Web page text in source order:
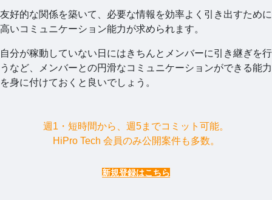
友好的な関係を築いて、必要な情報を効率よく引き出すために
高いコミュニケーション能力が求められます。
自分が稼動していない日にはきちんとメンバーに引き継ぎを行
うなど、メンバーとの円滑なコミュニケーションができる能力
を身に付けておくと良いでしょう。
週1・短時間から、週5までコミット可能。
HiPro Tech 会員のみ公開案件も多数。
新規登録はこちら